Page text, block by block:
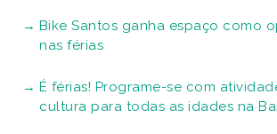
Bike Santos ganha espaço como
nas férias
É férias! Programe-se com
cultura para todas as idades na